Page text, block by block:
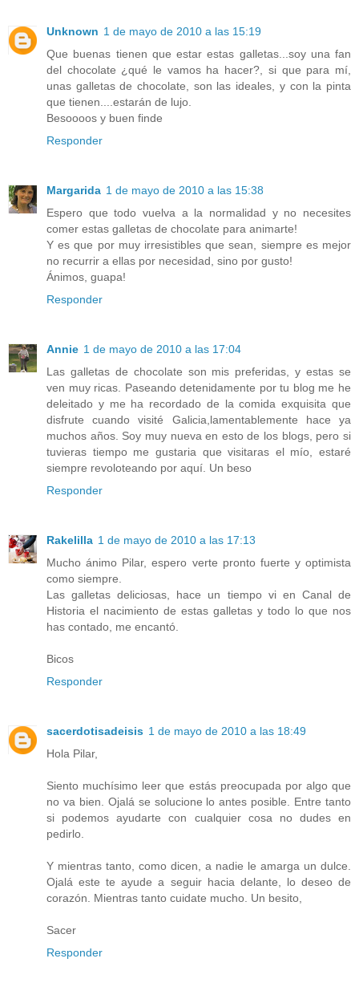
Unknown 1 de mayo de 2010 a las 15:19
Que buenas tienen que estar estas galletas...soy una fan
del chocolate ¿qué le vamos ha hacer?, si que para mí,
unas galletas de chocolate, son las ideales, y con la pinta
que tienen....estarán de lujo.
Besoooos y buen finde
Responder
Margarida 1 de mayo de 2010 a las 15:38
Espero que todo vuelva a la normalidad y no necesites
comer estas galletas de chocolate para animarte!
Y es que por muy irresistibles que sean, siempre es mejor
no recurrir a ellas por necesidad, sino por gusto!
Ánimos, guapa!
Responder
Annie 1 de mayo de 2010 a las 17:04
Las galletas de chocolate son mis preferidas, y estas se
ven muy ricas. Paseando detenidamente por tu blog me he
deleitado y me ha recordado de la comida exquisita que
disfrute cuando visité Galicia,lamentablemente hace ya
muchos años. Soy muy nueva en esto de los blogs, pero si
tuvieras tiempo me gustaria que visitaras el mío, estaré
siempre revoloteando por aquí. Un beso
Responder
Rakelilla 1 de mayo de 2010 a las 17:13
Mucho ánimo Pilar, espero verte pronto fuerte y optimista
como siempre.
Las galletas deliciosas, hace un tiempo vi en Canal de
Historia el nacimiento de estas galletas y todo lo que nos
has contado, me encantó.
Bicos
Responder
sacerdotisadeisis 1 de mayo de 2010 a las 18:49
Hola Pilar,
Siento muchísimo leer que estás preocupada por algo que
no va bien. Ojalá se solucione lo antes posible. Entre tanto
si podemos ayudarte con cualquier cosa no dudes en
pedirlo.
Y mientras tanto, como dicen, a nadie le amarga un dulce.
Ojalá este te ayude a seguir hacia delante, lo deseo de
corazón. Mientras tanto cuidate mucho. Un besito,
Sacer
Responder